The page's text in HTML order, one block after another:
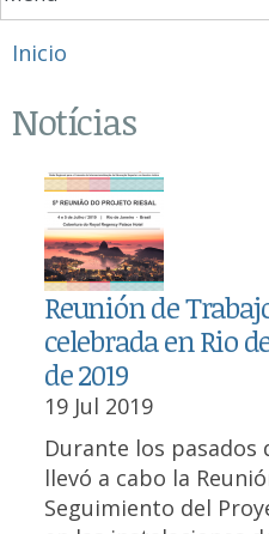
Se encuentra usted
Inicio
Notícias
Reunión de
celebrada en Rio
de 2019
19 Jul 2019
Durante los pasados
llevó a cabo la
Seguimiento del